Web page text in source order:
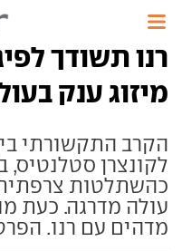
רנו תשודך
מיזוג ענק
הקרב התקשורתי
לקונצרן
כהשתלטות צרפתית
עולה מדרגה. כעת
מדהים עם רנו.